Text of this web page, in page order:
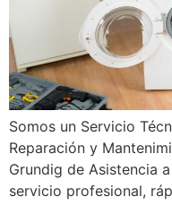
Somos un Servicio
Reparación y
Grundig de Asistencia
servicio profesional,